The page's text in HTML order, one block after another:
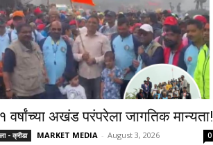
वर्षांच्या अखंड परंपरेला जागतिक मान्यता!
- क्रीडा MARKET MEDIA - August 3, 2026 0